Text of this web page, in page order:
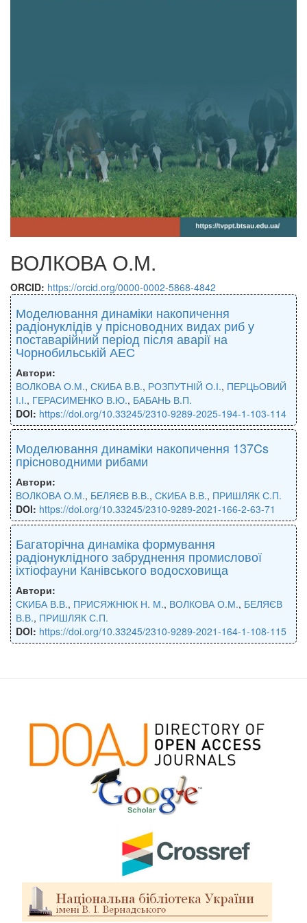
ВОЛКОВА О.М.
ORCID: https://orcid.org/0000-0002-5868-4842
Моделювання динаміки накопичення
радіонуклідів у прісноводних видах риб у
поставарійний період після аварії на
Чорнобильській АЕС
Автори:
ВОЛКОВА О.М., СКИБА В.В., РОЗПУТНІЙ О.І., ПЕРЦЬОВИЙ
І.І., ГЕРАСИМЕНКО В.Ю., БАБАНЬ В.П.
DOI: https://doi.org/10.33245/2310-9289-2025-194-1-103-114
Моделювання динаміки накопичення 137Cs
прісноводними рибами
Автори:
ВОЛКОВА О.М., БЕЛЯЄВ В.В., СКИБА В.В., ПРИШЛЯК С.П.
DOI: https://doi.org/10.33245/2310-9289-2021-166-2-63-71
Багаторічна динаміка формування
радіонуклідного забруднення промислової
іхтіофауни Канівського водосховища
Автори:
СКИБА В.В., ПРИСЯЖНЮК Н. М., ВОЛКОВА О.М., БЕЛЯЄВ
В.В., ПРИШЛЯК С.П.
DOI: https://doi.org/10.33245/2310-9289-2021-164-1-108-115